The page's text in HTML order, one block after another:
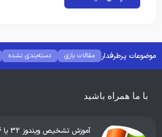
موضوعات پرطرفدار مقالات بازی دسته‌بندی نشده
بهترین گجت ها
هوش مصنوعی رفع خطا و ارور
با ما همراه باشید
آموزش تشخيص ويندوز 32 يا 64